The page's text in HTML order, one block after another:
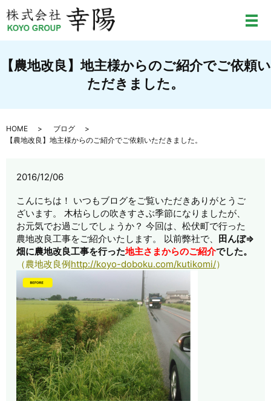
メ
【農地改良】地主様からのご紹介でご依頼い
ただきました。
HOME
ブログ
【農地改良】地主様からのご紹介でご依頼いただきました。
2016/12/06
こんにちは！ いつもブログをご覧いただきありがとうご
ざいます。 木枯らしの吹きすさぶ季節になりましたが、
お元気でお過ごしでしょうか？ 今回は、松伏町で行った
農地改良工事をご紹介いたします。 以前弊社で、 田んぼ⇒
畑に農地改良工事を行った地主さまからのご紹介でした。
（農地改良例http://koyo-doboku.com/kutikomi/）